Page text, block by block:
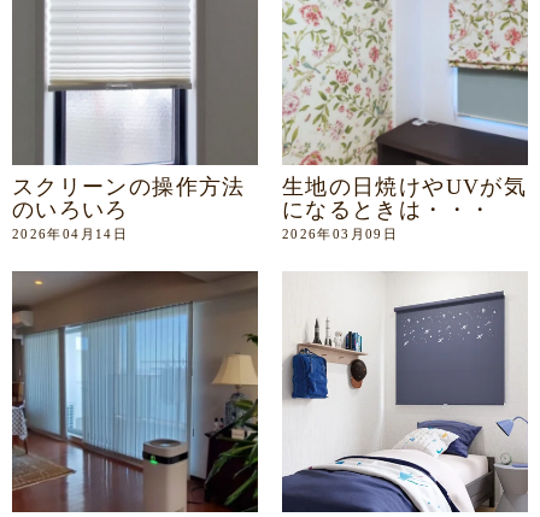
スクリーンの操作方法
のいろいろ
2026年04月14日
生地の日焼けやUVが気
になるときは・・・
2026年03月09日